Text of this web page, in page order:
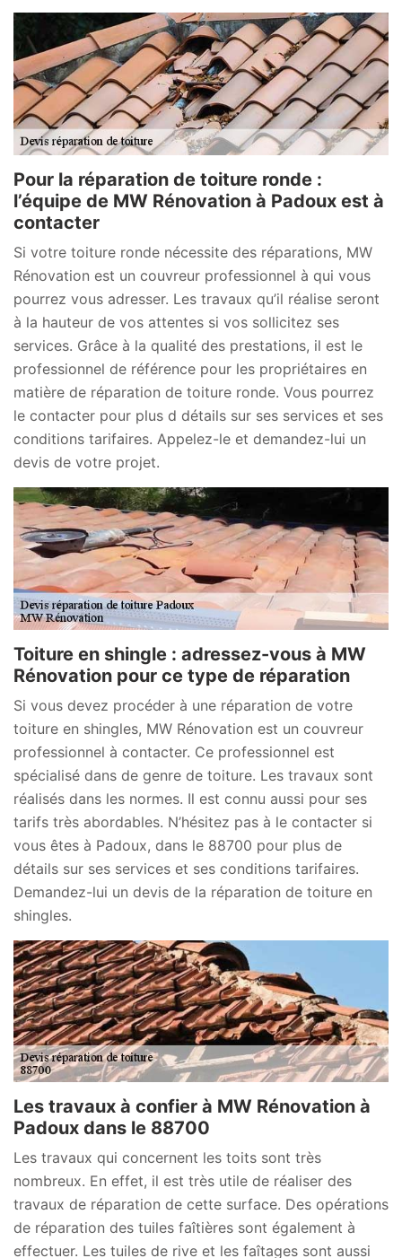
Pour la réparation de toiture ronde :
l’équipe de MW Rénovation à Padoux est à
contacter
Si votre toiture ronde nécessite des réparations, MW
Rénovation est un couvreur professionnel à qui vous
pourrez vous adresser. Les travaux qu’il réalise seront
à la hauteur de vos attentes si vos sollicitez ses
services. Grâce à la qualité des prestations, il est le
professionnel de référence pour les propriétaires en
matière de réparation de toiture ronde. Vous pourrez
le contacter pour plus d détails sur ses services et ses
conditions tarifaires. Appelez-le et demandez-lui un
devis de votre projet.
Toiture en shingle : adressez-vous à MW
Rénovation pour ce type de réparation
Si vous devez procéder à une réparation de votre
toiture en shingles, MW Rénovation est un couvreur
professionnel à contacter. Ce professionnel est
spécialisé dans de genre de toiture. Les travaux sont
réalisés dans les normes. Il est connu aussi pour ses
tarifs très abordables. N’hésitez pas à le contacter si
vous êtes à Padoux, dans le 88700 pour plus de
détails sur ses services et ses conditions tarifaires.
Demandez-lui un devis de la réparation de toiture en
shingles.
Les travaux à confier à MW Rénovation à
Padoux dans le 88700
Les travaux qui concernent les toits sont très
nombreux. En effet, il est très utile de réaliser des
travaux de réparation de cette surface. Des opérations
de réparation des tuiles faîtières sont également à
effectuer. Les tuiles de rive et les faîtages sont aussi